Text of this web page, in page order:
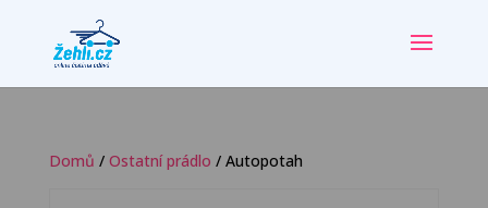
Domů / Ostatní prádlo / Autopotah